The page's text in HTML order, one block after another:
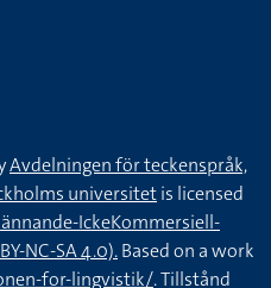
Avdelningen för teckenspråk,
universitetis licensed
IckeKommersiell-
NC-SA 4.0).Based on a work
for-lingvistik/. Tillstånd